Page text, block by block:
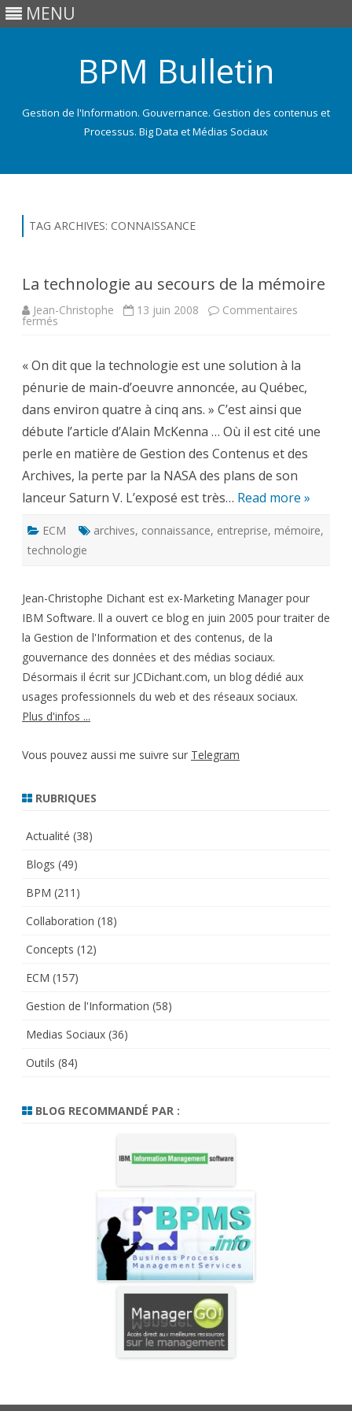
MENU
BPM Bulletin
Gestion de l'Information. Gouvernance. Gestion des contenus et
Processus. Big Data et Médias Sociaux
TAG ARCHIVES: CONNAISSANCE
La technologie au secours de la mémoire
Jean-Christophe 13 juin 2008 Commentaires
fermés
secours
de
la
mémoire
« On dit que la technologie est une solution à la
pénurie de main-d’oeuvre annoncée, au Québec,
dans environ quatre à cinq ans. » C’est ainsi que
débute l’article d’Alain McKenna … Où il est cité une
perle en matière de Gestion des Contenus et des
Archives, la perte par la NASA des plans de son
lanceur Saturn V. L’exposé est très… Read more »
ECM archives, connaissance, entreprise, mémoire,
technologie
Jean-Christophe Dichant est ex-Marketing Manager pour
IBM Software. ll a ouvert ce blog en juin 2005 pour traiter de
la Gestion de l'Information et des contenus, de la
gouvernance des données et des médias sociaux.
Désormais il écrit sur JCDichant.com, un blog dédié aux
usages professionnels du web et des réseaux sociaux.
Plus d'infos ...
Vous pouvez aussi me suivre sur Telegram
RUBRIQUES
Actualité (38)
Blogs (49)
BPM (211)
Collaboration (18)
Concepts (12)
ECM (157)
Gestion de l'Information (58)
Medias Sociaux (36)
Outils (84)
BLOG RECOMMANDÉ PAR :